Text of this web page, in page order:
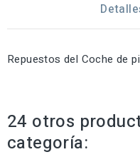
Repuestos del Coche de
24 otros
categoría: